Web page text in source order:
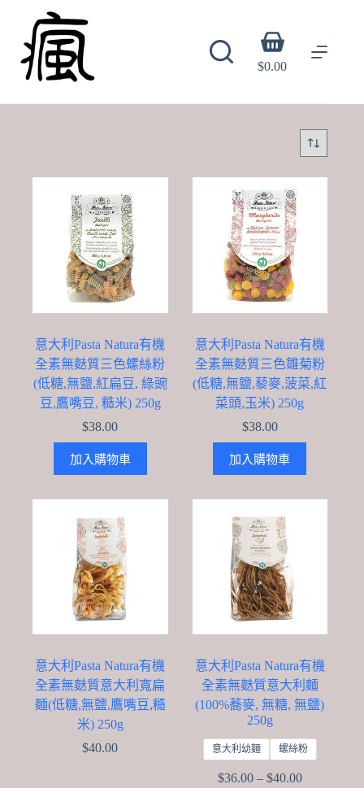
content
Shopping
cart
$0.00
意大利Pasta Natura有機
全素無麩質三色螺絲粉
(低糖,無鹽,紅扁豆, 綠豌
豆,鷹嘴豆, 糙米) 250g
$38.00
加入購物車
意大利Pasta Natura有機
全素無麩質三色雛菊粉
(低糖,無鹽,藜麥,菠菜,紅
菜頭,玉米) 250g
$38.00
加入購物車
意大利Pasta Natura有機
全素無麩質意大利寬扁
麵(低糖,無鹽,鷹嘴豆,糙
米) 250g
$40.00
意大利Pasta Natura有機
全素無麩質意大利麵
(100%蕎麥, 無糖, 無鹽)
250g
意大利幼麵 螺絲粉
$36.00 – $40.00Price